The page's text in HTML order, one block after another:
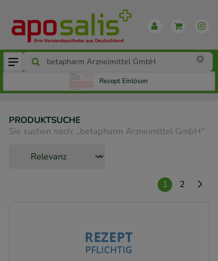
Rezept Einlösen
PRODUKTSUCHE
Sie suchen nach: „betapharm Arzneimittel GmbH“
1 2